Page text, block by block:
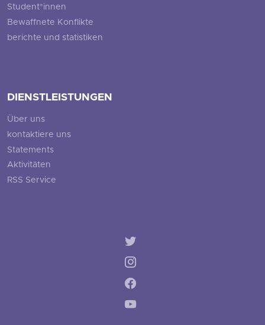
Student*innen
Bewaffnete Konflikte
berichte und statistiken
DIENSTLEISTUNGEN
Über uns
kontaktiere uns
Statements
Aktivitäten
RSS Service